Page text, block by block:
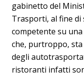
gabinetto del
Trasporti, al fine di
competente su
che, purtroppo,
degli
ristoranti infatti